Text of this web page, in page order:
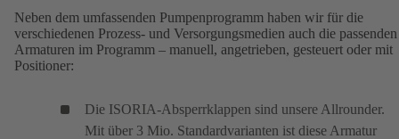
neuen
Tab)
einem
neuen
Tab)
Neben dem umfassenden Pumpenprogramm haben wir für die
verschiedenen Prozess- und Versorgungsmedien auch die passenden
Armaturen im Programm – manuell, angetrieben, gesteuert oder mit
Positioner:
Die ISORIA-Absperrklappen (öffnet
in
sind unsere Allrounder.
Mit über 3 Mio. Standardvarianten ist diese Armatur